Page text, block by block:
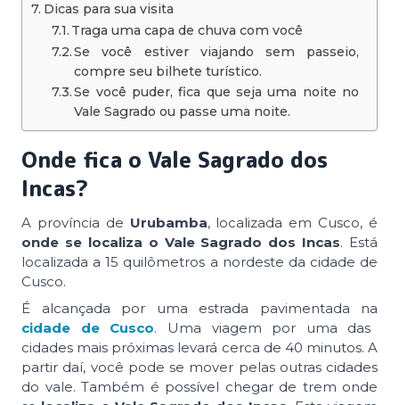
Dicas para sua visita
Traga uma capa de chuva com você
Se você estiver viajando sem passeio,
compre seu bilhete turístico.
Se você puder, fica que seja uma noite no
Vale Sagrado ou passe uma noite.
Onde fica o Vale Sagrado dos
Incas?
A província de Urubamba, localizada em Cusco, é
onde se localiza o Vale Sagrado dos Incas. Está
localizada a 15 quilômetros a nordeste da cidade de
Cusco.
É alcançada por uma estrada pavimentada na
cidade de Cusco. Uma viagem por uma das
cidades mais próximas levará cerca de 40 minutos. A
partir daí, você pode se mover pelas outras cidades
do vale. Também é possível chegar de trem onde